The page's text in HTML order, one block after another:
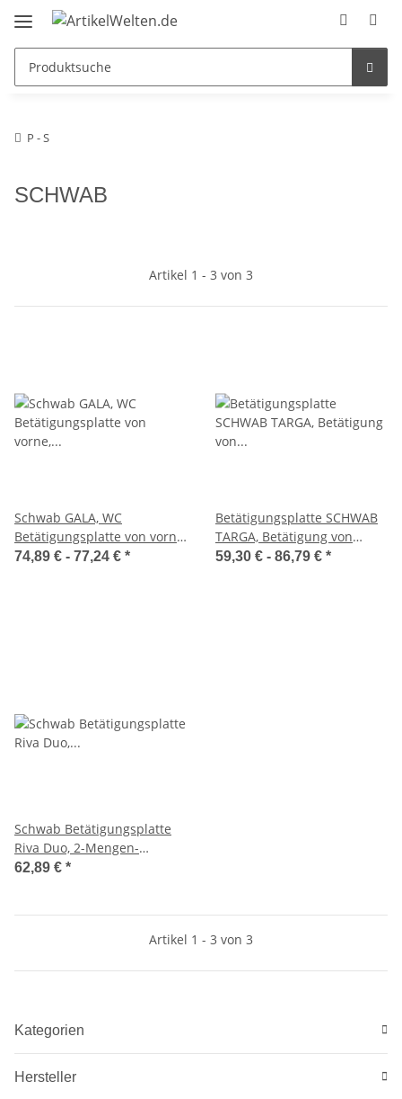
P - S
SCHWAB
Artikel 1 - 3 von 3
Schwab GALA, WC
Betätigungsplatte von vorne,
Start-/Stopp Inkl.
74,89 € - 77,24 € *
Betätigungsplatte SCHWAB
TARGA, Betätigung von
vorn/oben, 2-Mengen-
59,30 € - 86,79 € *
Schwab Betätigungsplatte
Riva Duo, 2-Mengen-
Spülung, inkl.
62,89 € *
Artikel 1 - 3 von 3
Kategorien
Hersteller